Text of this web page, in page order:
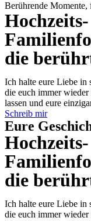
Berührende Momente,
die
Ich halte eure Liebe in
die euch immer
lassen und eure
Schreib mir
Eure
die
Ich halte eure Liebe in
die euch immer